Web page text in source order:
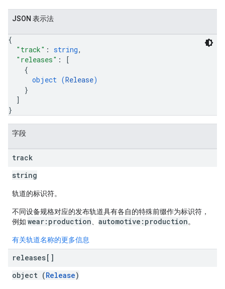
JSON 表示法
{
"track" : string,
"releases" :
[
{
object (Release)
}
]
}
字段
track
string
轨道的标识符。
不同设备规格对应的发布轨道具有各自的特殊前缀作为标识符，
例如 wear:production automotive:production。
有关轨道名称的更多信息
releases[]
object (Release)